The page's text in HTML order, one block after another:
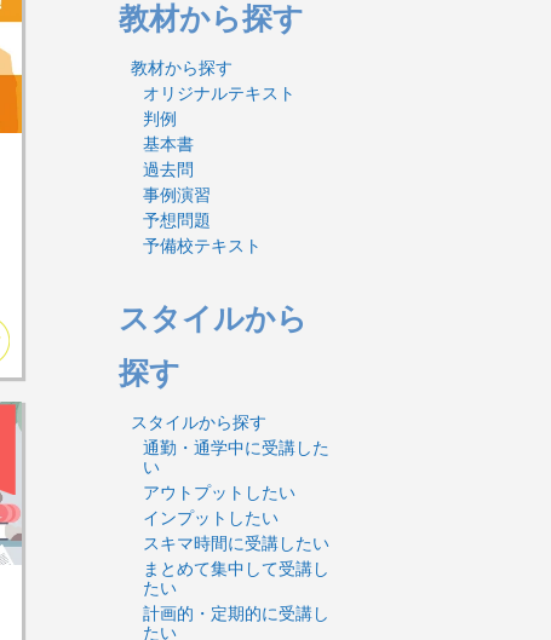
教材から探す
教材から探す
オリジナルテキスト
判例
基本書
過去問
事例演習
予想問題
予備校テキスト
スタイルから
探す
スタイルから探す
通勤・通学中に受講した
い
アウトプットしたい
インプットしたい
スキマ時間に受講したい
まとめて集中して受講し
たい
計画的・定期的に受講し
たい